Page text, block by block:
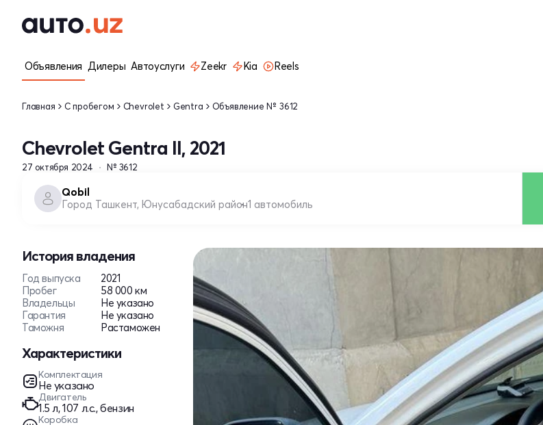
Объявления Дилеры Автоуслуги Zeekr Kia Reels
Главная С пробегом Chevrolet Gentra Объявление № 3612
Chevrolet Gentra II, 2021
27 октября 2024 № 3612
Qobil
Город Ташкент, Юнусабадский район1 автомобиль
История владения
Год выпуска
2021
Пробег
58 000 км
Владельцы
Не указано
Гарантия
Не указано
Таможня
Растаможен
Характеристики
Комплектация
Не указано
Двигатель
1.5 л, 107 л.с., бензин
Коробка